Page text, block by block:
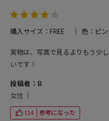
購入サイズ：FREE 色：ピン
実物は、写真で見るよりもう少
いです！
投稿者：B
女性
114 参考になった